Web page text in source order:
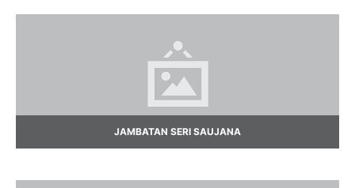
JAMBATAN SERI SAUJANA